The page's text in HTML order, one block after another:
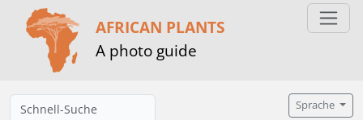
AFRICAN PLANTS
A photo guide
Sprache